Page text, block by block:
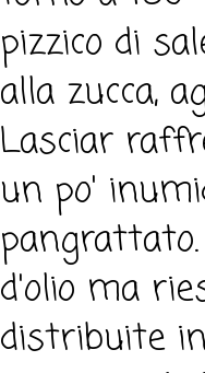
pizzico di
alla zucca,
Lasciar
un po'
d'olio ma
distribuite